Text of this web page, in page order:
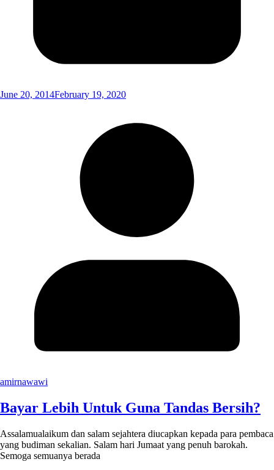
June 20, 2014February 19, 2020
amirnawawi
Bayar Lebih Untuk Guna Tandas Bersih?
Assalamualaikum dan salam sejahtera diucapkan kepada para pembaca
yang budiman sekalian. Salam hari Jumaat yang penuh barokah.
Semoga semuanya berada